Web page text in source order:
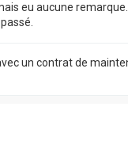
eu aucune
un contrat de